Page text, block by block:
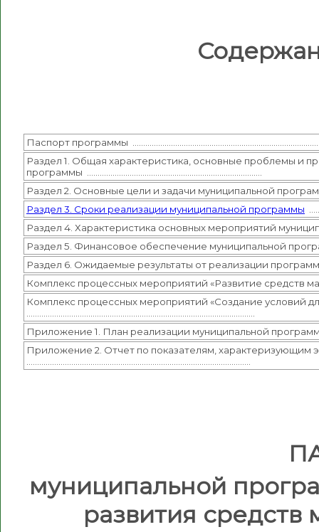
Паспорт программы
Раздел 1. Общая характеристика, основные проблемы и
программы ……………………………………………………………………….
Раздел 2. Основные цели и задачи муниципальной
Раздел 3. Сроки реализации муниципальной программы
Раздел 4. Характеристика основных мероприятий
Раздел 5. Финансовое обеспечение муниципальной
Раздел 6. Ожидаемые результаты от реализации
Комплекс процессных мероприятий «Развитие средств
Комплекс процессных мероприятий «Создание условий
Приложение 1. План реализации муниципальной
Приложение 2. Отчет по показателям, характеризующим
муниципальной
развития